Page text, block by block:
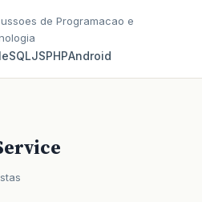
de Programacao e
SQLJSPHPAndroid